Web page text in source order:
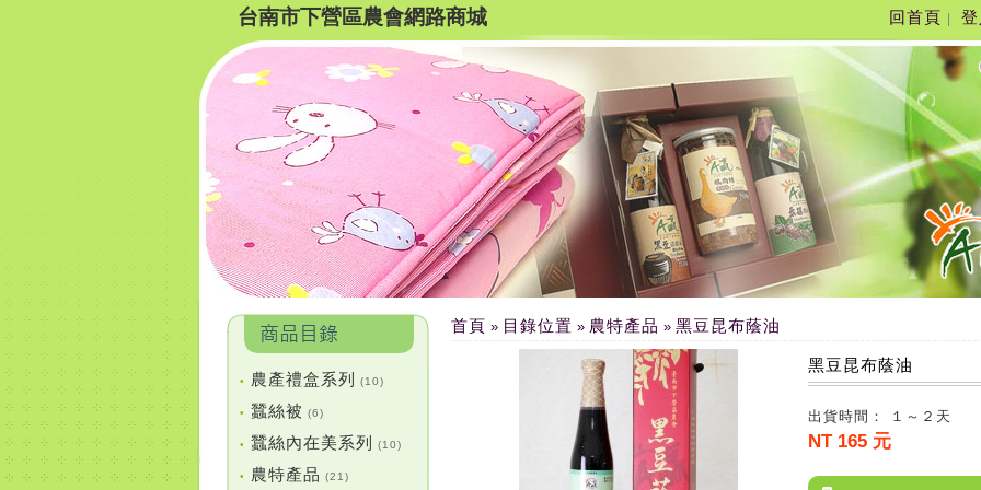
台南市下營區農會網路商城 回首頁
• 農產禮盒系列 (10)
• 蠶絲被 (6)
• 蠶絲內在美系列 (10)
• 農特產品 (21)
首頁 » 目錄位置 » 農特產品 » 黑豆昆布蔭油
黑豆昆布蔭油
出貨時間： １～２天
NT 165 元